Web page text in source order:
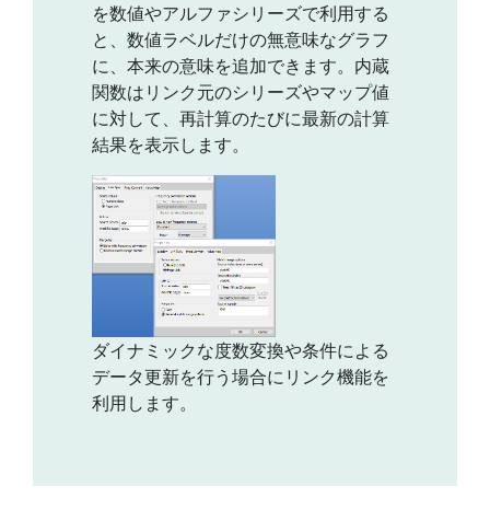
を数値やアルファシリーズで利用する
と、数値ラベルだけの無意味なグラフ
に、本来の意味を追加できます。内蔵
関数はリンク元のシリーズやマップ値
に対して、再計算のたびに最新の計算
結果を表示します。
ダイナミックな度数変換や条件による
データ更新を行う場合にリンク機能を
利用します。